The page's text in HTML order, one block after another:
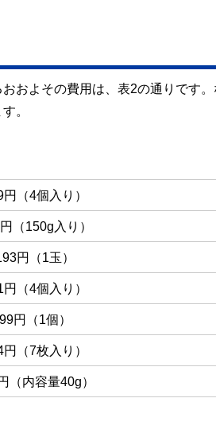
およその費用は、表2の通りです。
。
円（4個入り）
（150g入り）
円（1玉）
円（4個入り）
99円（1個）
円（7枚入り）
（内容量40g）